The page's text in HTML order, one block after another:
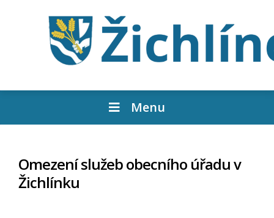
Menu
Omezení služeb obecního úřadu v
Žichlínku